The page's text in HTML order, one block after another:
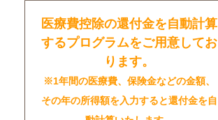
医療費控除の還付金を自動計算
するプログラムをご用意してお
ります。
※1年間の医療費、保険金などの金額、
その年の所得額を入力すると還付金を自